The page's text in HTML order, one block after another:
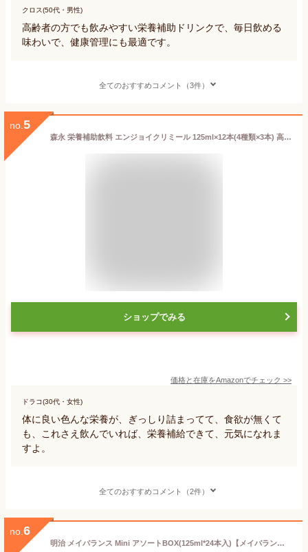
クロス(50代・男性)
高齢者の方でも飲みやすい栄養補助ドリンクで、毎日飲める
味わいで、健康管理にも最適です。
全てのおすすめコメント（3件）
no. 5
森永 栄養補助飲料 エンジョイクリミール 125ml×12本(4種類×3本) 高カロリー エネルギー
ショップでみる
価格と在庫をAmazonでチェック >>
ドラコ(30代・女性)
体に良い色んな栄養が、ぎっしり詰まってて、食欲が無くて
も、これさえ飲んでいれば、栄養補給できて、元気になれま
すよ。
全てのおすすめコメント（2件）
no. 6
明治 メイバランス Mini アソートBOX(125ml*24本入)【メイバランス】